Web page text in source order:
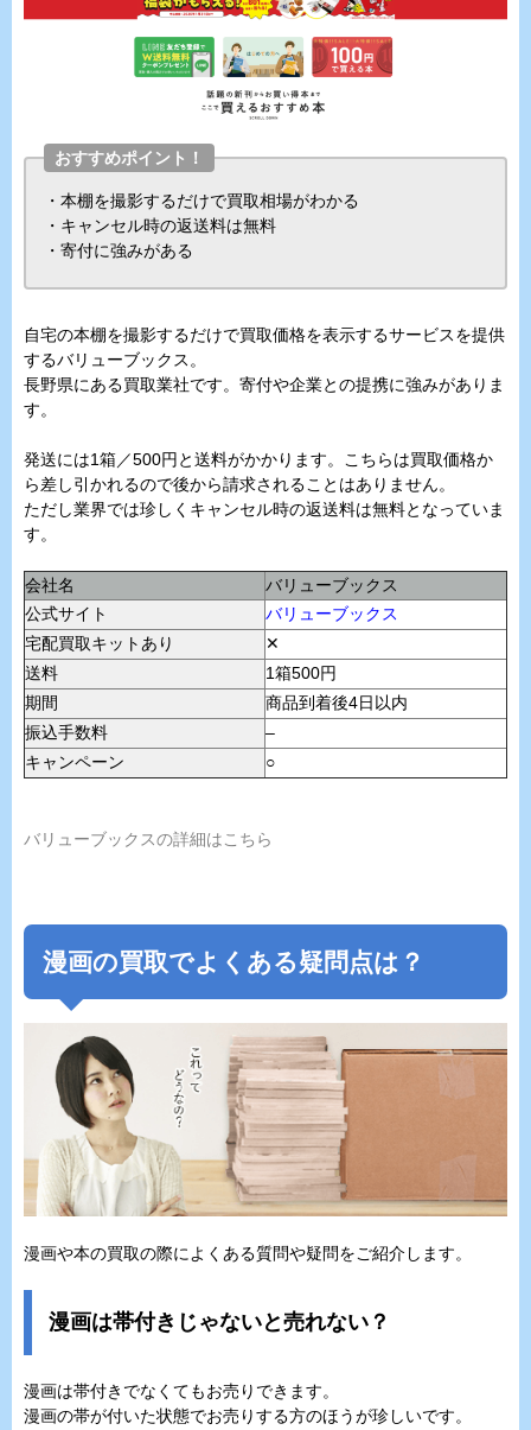
おすすめポイント！
・本棚を撮影するだけで買取相場がわかる
・キャンセル時の返送料は無料
・寄付に強みがある
自宅の本棚を撮影するだけで買取価格を表示するサービスを提供
するバリューブックス。
長野県にある買取業社です。寄付や企業との提携に強みがありま
す。
発送には1箱／500円と送料がかかります。こちらは買取価格か
ら差し引かれるので後から請求されることはありません。
ただし業界では珍しくキャンセル時の返送料は無料となっていま
す。
会社名
バリューブックス
公式サイト
バリューブックス
宅配買取キットあり
✕
送料
1箱500円
期間
商品到着後4日以内
振込手数料
–
キャンペーン
○
バリューブックスの詳細はこちら
漫画の買取でよくある疑問点は？
漫画や本の買取の際によくある質問や疑問をご紹介します。
漫画は帯付きじゃないと売れない？
漫画は帯付きでなくてもお売りできます。
漫画の帯が付いた状態でお売りする方のほうが珍しいです。